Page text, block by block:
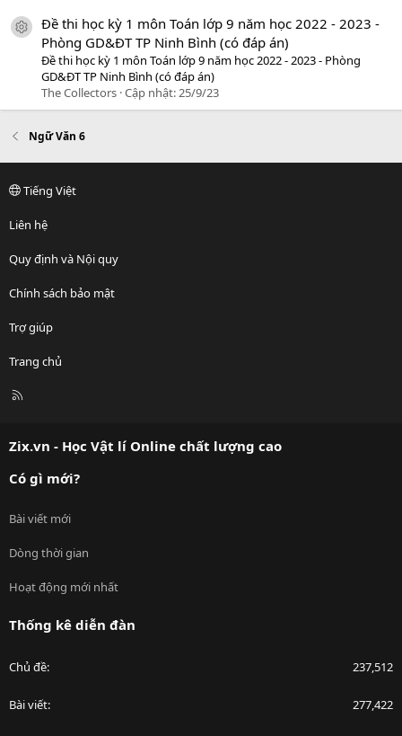
icon tài liệu
Đề thi học kỳ 1 môn Toán lớp 9 năm học 2022 - 2023 -
Phòng GD&ĐT TP Ninh Bình (có đáp án)
Đề thi học kỳ 1 môn Toán lớp 9 năm học 2022 - 2023 - Phòng
GD&ĐT TP Ninh Bình (có đáp án)
The Collectors Cập nhật: 25/9/23
Ngữ Văn 6
Tiếng Việt
Liên hệ
Quy định và Nội quy
Chính sách bảo mật
Trợ giúp
Trang chủ
R
Zix.vn - Học Vật lí Online chất lượng cao
Có gì mới?
Bài viết mới
Dòng thời gian
Hoạt động mới nhất
Thống kê diễn đàn
Chủ đề 237,512
Bài viết 277,422